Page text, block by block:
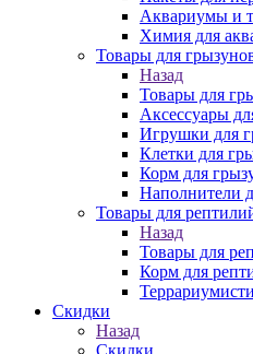
Аквариумы и
Химия для
Товары для
Назад
Товары для
Аксессуары
Игрушки для
Клетки для
Корм для
Наполнители
Товары для
Назад
Товары для
Корм для
Скидки
Назад
Скидки